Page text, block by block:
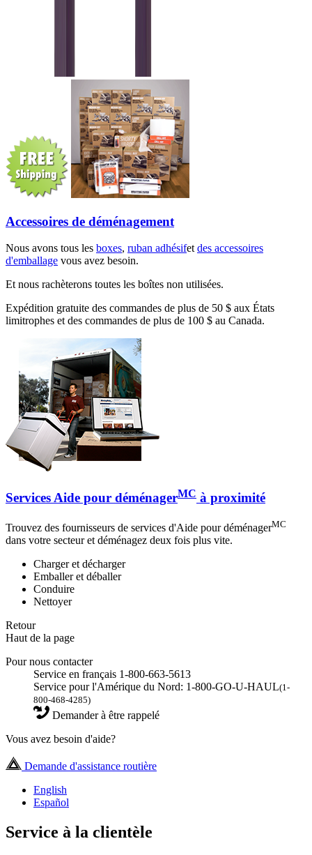
Accessoires de déménagement
Nous avons tous les boxes, ruban adhésifetdes accessoires
d'emballage vous avez besoin.
Et nous rachèterons toutes les boîtes non utilisées.
Expédition gratuite des commandes de plus de 50 $ aux États
limitrophes et des commandes de plus de 100 $ au Canada.
Services Aide pour déménagerMC à proximité
Trouvez des fournisseurs de services d'Aide pour déménagerMC
dans votre secteur et déménagez deux fois plus vite.
Charger et décharger
Emballer et déballer
Conduire
Nettoyer
Retour
Haut de la page
Pour nous contacter
Service en français 1-800-663-5613
Service pour l'Amérique du Nord: 1-800-GO-U-HAUL(1-
800-468-4285)
Demander à être rappelé
Vous avez besoin d'aide?
Demande d'assistance routière
English
Español
Service à la clientèle